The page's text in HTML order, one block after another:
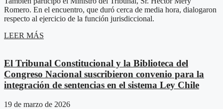
Romero. En el encuentro, que duró cerca de media hora, dialogaron
respecto al ejercicio de la función jurisdiccional.
LEER MÁS
El Tribunal Constitucional y la Biblioteca del
Congreso Nacional suscribieron convenio para la
integración de sentencias en el sistema Ley Chile
19 de marzo de 2026